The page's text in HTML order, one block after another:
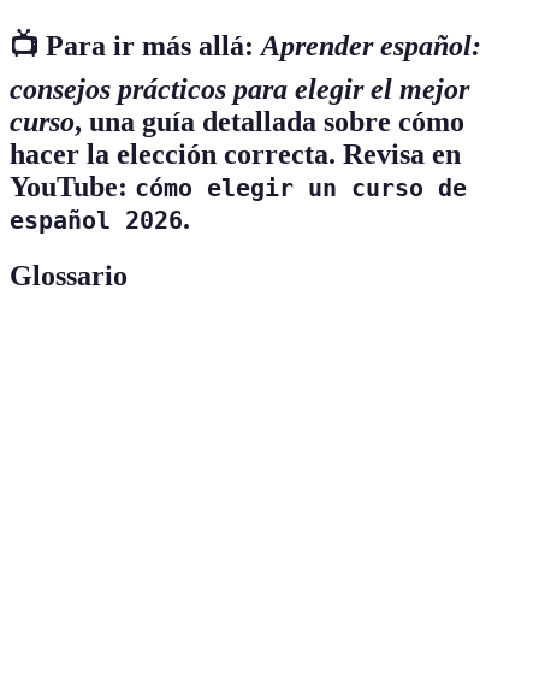
📺 Para ir más allá: Aprender español:
consejos prácticos para elegir el mejor
curso, una guía detallada sobre cómo
hacer la elección correcta. Revisa en
YouTube: cómo elegir un curso de
español 2026.
Glossario